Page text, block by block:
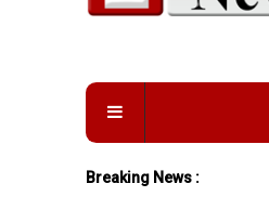
Breaking News :